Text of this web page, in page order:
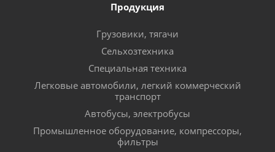
Продукция
Грузовики, тягачи
Сельхозтехника
Специальная техника
Легковые автомобили, легкий коммерческий
транспорт
Автобусы, электробусы
Промышленное оборудование, компрессоры,
фильтры